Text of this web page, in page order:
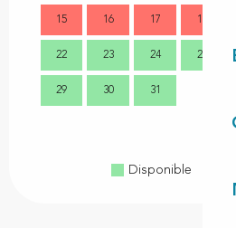
15 16 17 18
22 23 24 25
29 30 31
Disponible